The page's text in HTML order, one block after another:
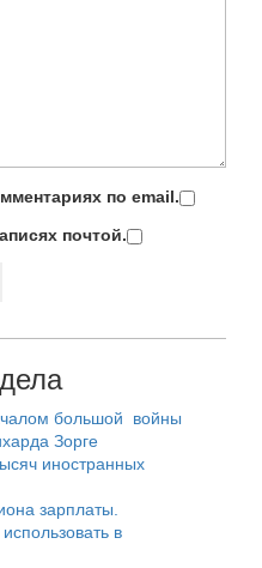
по email.
почтой.
большой войны
Зорге
иностранных
зарплаты.
в